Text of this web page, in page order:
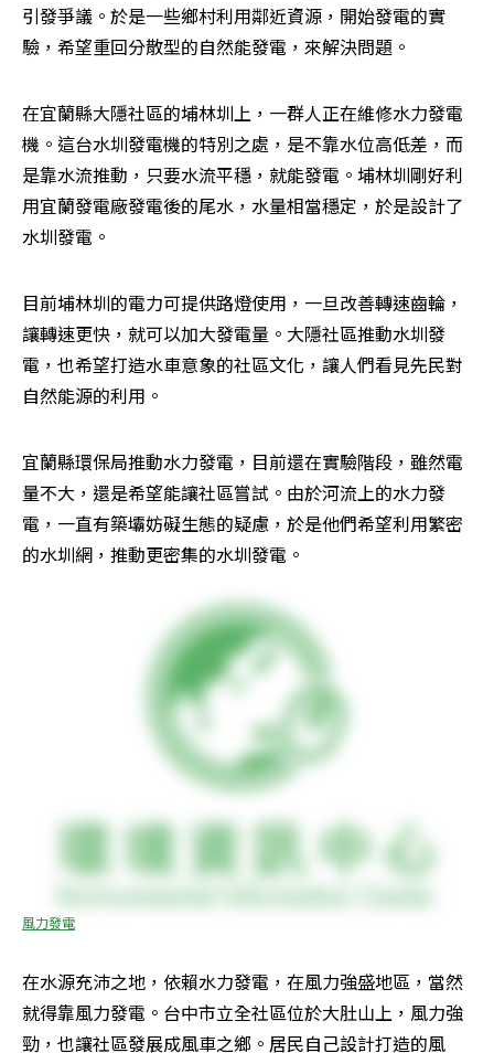
引發爭議。於是一些鄉村利用鄰近資源，開始發電的實
驗，希望重回分散型的自然能發電，來解決問題。
在宜蘭縣大隱社區的埔林圳上，一群人正在維修水力發電
機。這台水圳發電機的特別之處，是不靠水位高低差，而
是靠水流推動，只要水流平穩，就能發電。埔林圳剛好利
用宜蘭發電廠發電後的尾水，水量相當穩定，於是設計了
水圳發電。
目前埔林圳的電力可提供路燈使用，一旦改善轉速齒輪，
讓轉速更快，就可以加大發電量。大隱社區推動水圳發
電，也希望打造水車意象的社區文化，讓人們看見先民對
自然能源的利用。
宜蘭縣環保局推動水力發電，目前還在實驗階段，雖然電
量不大，還是希望能讓社區嘗試。由於河流上的水力發
電，一直有築壩妨礙生態的疑慮，於是他們希望利用繁密
的水圳網，推動更密集的水圳發電。
風力發電
在水源充沛之地，依賴水力發電，在風力強盛地區，當然
就得靠風力發電。台中市立全社區位於大肚山上，風力強
勁，也讓社區發展成風車之鄉。居民自己設計打造的風